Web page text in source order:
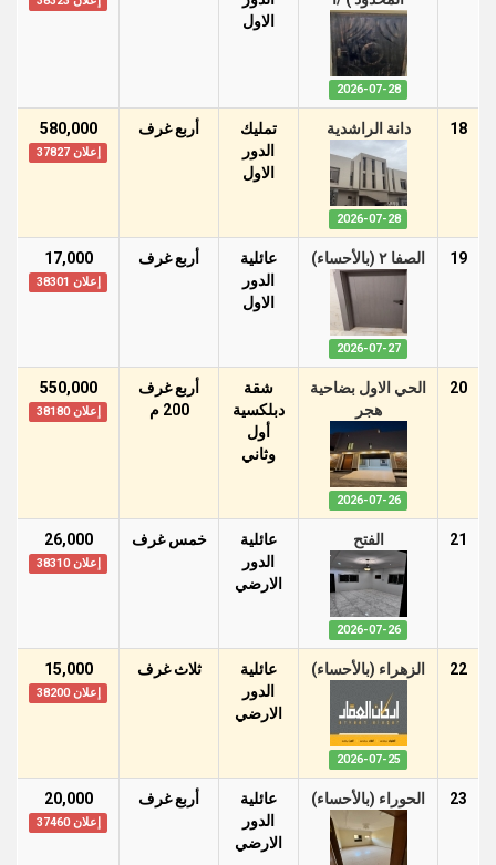
2026-07-28
اﻻول
18 دانة الراشدية
2026-07-28
تمليك
الدور
اﻻول
أربع غرف 580,000
إعلان 37827
19 الصفا ٢ (بالأحساء)
2026-07-27
عائلية
الدور
اﻻول
أربع غرف 17,000
إعلان 38301
20
الحي الاول بضاحية
هجر
2026-07-26
شقة
دبلكسية
أول
وثاني
أربع غرف
200 م
550,000
إعلان 38180
21 الفتح
2026-07-26
عائلية
الدور
اﻻرضي
خمس غرف 26,000
إعلان 38310
22 الزهراء (بالأحساء)
2026-07-25
عائلية
الدور
اﻻرضي
ثلاث غرف 15,000
إعلان 38200
23 الحوراء (بالأحساء)
عائلية
الدور
اﻻرضي
أربع غرف 20,000
إعلان 37460